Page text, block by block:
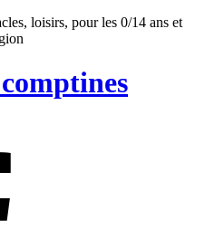
loisirs, pour les 0/14 ans et